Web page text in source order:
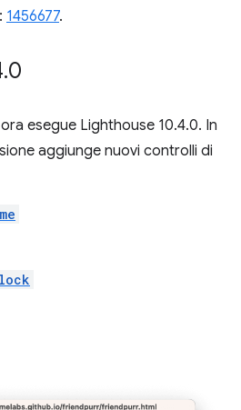
1456677.
.0
ora esegue Lighthouse 10.4.0. In
aggiunge nuovi controlli di